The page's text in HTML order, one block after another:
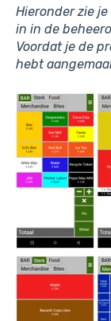
Hieronder zie
in in de
Voordat je de
hebt